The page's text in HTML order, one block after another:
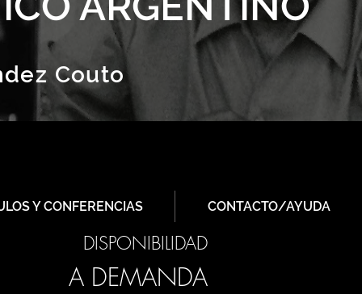
Couto
Y CONFERENCIAS CONTACTO/AYUDA
DISPONIBILIDAD
A DEMANDA